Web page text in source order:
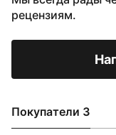
рецензиям.
Покупатели 3